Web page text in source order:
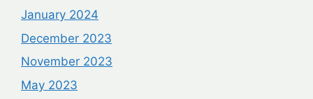
January 2024
December 2023
November 2023
May 2023